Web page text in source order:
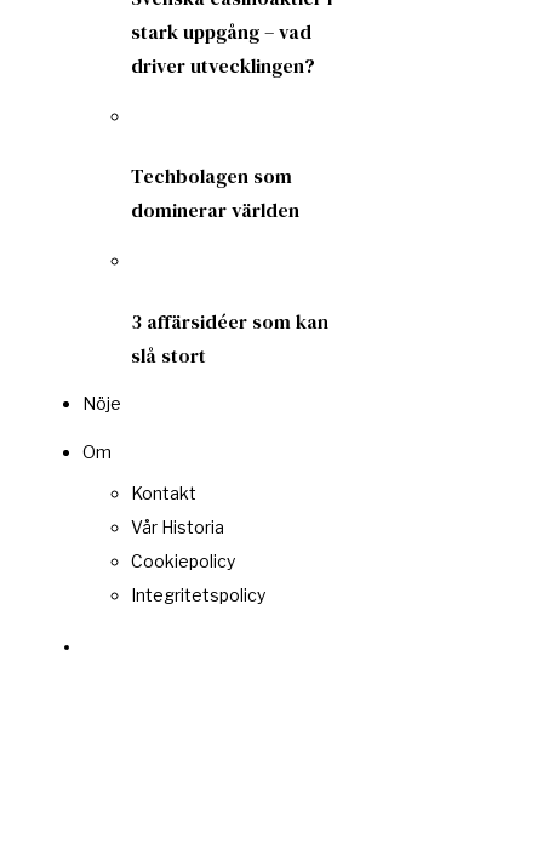
stark uppgång – vad
driver utvecklingen?
Techbolagen som
dominerar världen
3 affärsidéer som kan
slå stort
Nöje
Om
Kontakt
Vår Historia
Cookiepolicy
Integritetspolicy